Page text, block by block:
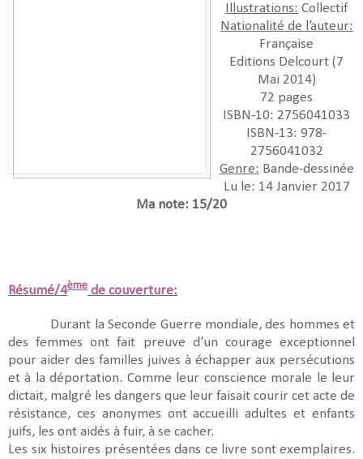
Illustrations: Collectif
Nationalité de l’auteur:
Française
Editions Delcourt (7
Mai 2014)
72 pages
ISBN-10: 2756041033
ISBN-13: 978-
2756041032
Genre: Bande-dessinée
Lu le: 14 Janvier 2017
Ma note: 15/20
Résumé/4ème de couverture:
Durant la Seconde Guerre mondiale, des hommes et
des femmes ont fait preuve d’un courage exceptionnel
pour aider des familles juives à échapper aux persécutions
et à la déportation. Comme leur conscience morale le leur
dictait, malgré les dangers que leur faisait courir cet acte de
résistance, ces anonymes ont accueilli adultes et enfants
juifs, les ont aidés à fuir, à se cacher.
Les six histoires présentées dans ce livre sont exemplaires.